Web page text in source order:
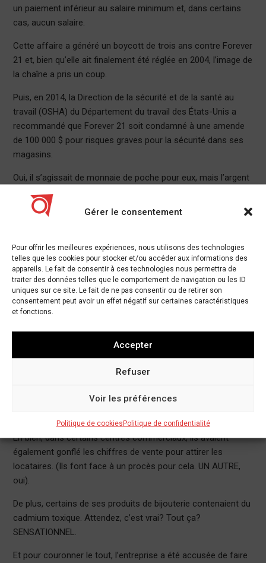
Gérer le consentement
Pour offrir les meilleures expériences, nous utilisons des technologies
telles que les cookies pour stocker et/ou accéder aux informations des
appareils. Le fait de consentir à ces technologies nous permettra de
traiter des données telles que le comportement de navigation ou les ID
uniques sur ce site. Le fait de ne pas consentir ou de retirer son
consentement peut avoir un effet négatif sur certaines caractéristiques
et fonctions.
Accepter
Refuser
Voir les préférences
Politique de cookiesPolitique de confidentialité
un paiement inférieur au salaire minimum et, dans certains
cas, aucun salaire.
Cette affaire a généré un boycott de trois ans contre Forever
21 et, bien qu’elle ait finalement été réglée en 2004, l’image de
la chaîne a pris un coup.
Puis, en 2014, la Direction de la sécurité et de la santé au
travail (OSHA) du Département du travail des États-Unis a
recommandé que Forever 21 soit condamné à une amende
de 100 000 $ pour risques graves pour la sécurité dans ses
magasins.
Oui, il s’agissait de monnaie de poche pour eux, mais l’argent
conditions des employés.
travail, y compris des poids lourds comme Diane von
Fürstenberg, Anna Sui, Gwen Stefani et Trovata. Même Ariana
Grande les a poursuivis en justice pour avoir copié le style
trouvé dans sa vidéo «7 rings».
Découvrez «7 anneaux» par Ariana Grande:
Des entreprises comme Autodesk et Adobe ont déposé une
plainte commune contre l’entreprise pour avoir utilisé des
tournez en milliards. Vous pouvez au moins payer pour UNE
Eh bien, dans certains centres commerciaux, ils avaient
également gonflé les chiffres de vente pour attirer les
locataires. (Ils font face à un procès pour cela. UN AUTRE,
oui).
De plus, certains de ses produits de bijouterie contenaient du
cadmium toxique. Attendez, c’est vrai? Tout ça?
SENSATIONNEL.
Et pour couronner le tout, l’entreprise a été accusée de faire